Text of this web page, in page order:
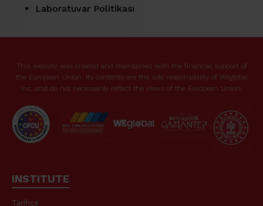
Laboratuvar Politikası
This website was created and maintained with the financial support of
the European Union. Its contents are the sole responsibility of Weglobal
inc. and do not necessarily reflect the views of the European Union.
INSTITUTE
Tarihçe